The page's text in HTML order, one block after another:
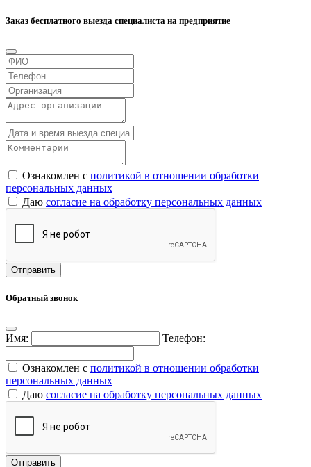
Заказ бесплатного выезда специалиста на предприятие
Ознакомлен с политикой в отношении обработки
персональных данных
Даю согласие на обработку персональных данных
Обратный звонок
Имя: Телефон:
Ознакомлен с политикой в отношении обработки
персональных данных
Даю согласие на обработку персональных данных